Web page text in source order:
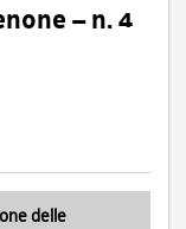
– n. 4
delle